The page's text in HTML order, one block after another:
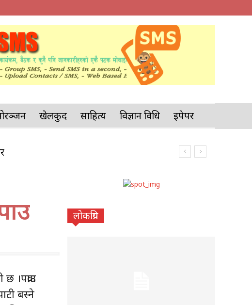
खेलकुद साहित्य विज्ञान प्रविधि इपेपर
।पक्राउ
बस्ने
लोकप्रिय